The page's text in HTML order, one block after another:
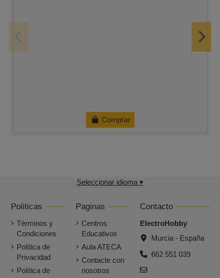
Comprar
Seleccionar idioma ▾
Politicas
Términos y
Condiciones
Política de
Privacidad
Política de
Paginas
Centros
Educativos
Aula ATECA
Contacte con
nosotros
Contacto
ElectroHobby
Murcia - España
662 551 039